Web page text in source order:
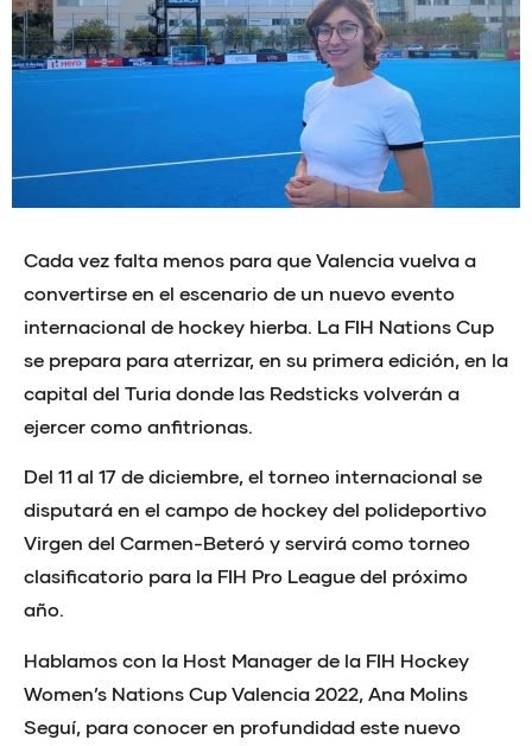
Cada vez falta menos para que Valencia vuelva a
convertirse en el escenario de un nuevo evento
internacional de hockey hierba. La FIH Nations Cup
se prepara para aterrizar, en su primera edición, en la
capital del Turia donde las Redsticks volverán a
ejercer como anfitrionas.
Del 11 al 17 de diciembre, el torneo internacional se
disputará en el campo de hockey del polideportivo
Virgen del Carmen-Beteró y servirá como torneo
clasificatorio para la FIH Pro League del próximo
año.
Hablamos con la Host Manager de la FIH Hockey
Women’s Nations Cup Valencia 2022, Ana Molins
Seguí, para conocer en profundidad este nuevo